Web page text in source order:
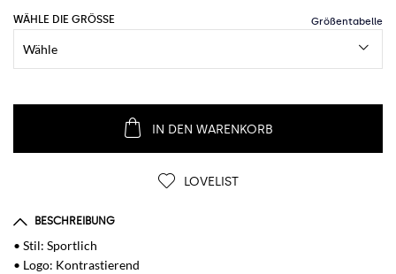
WÄHLE DIE GRÖSSE
IN DEN WARENKORB
LOVELIST
BESCHREIBUNG
• Stil: Sportlich
• Logo: Kontrastierend